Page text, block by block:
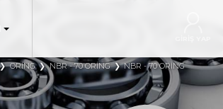
NBR - 70 ORING
NBR - 70 ORING
ORING